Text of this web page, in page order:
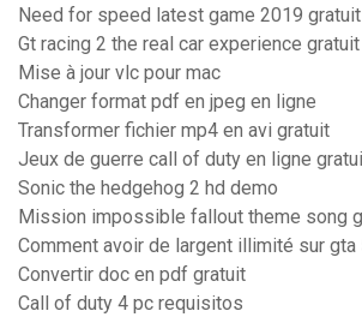
Need for speed latest game 2019
Gt racing 2 the real car experience
Mise à jour vlc pour mac
Changer format pdf en jpeg en ligne
Transformer fichier mp4 en avi gratuit
Jeux de guerre call of duty en ligne
Sonic the hedgehog 2 hd demo
Mission impossible fallout theme song
Comment avoir de largent illimité sur gta
Convertir doc en pdf gratuit
Call of duty 4 pc requisitos